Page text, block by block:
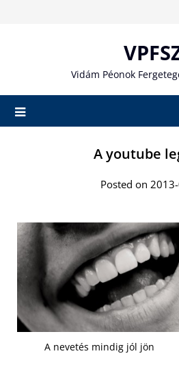
Vidám Péonok
A youtube
Posted on
A nevetés mindig jól jön